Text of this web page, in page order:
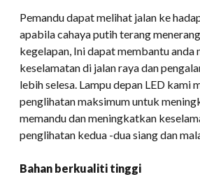
Pemandu dapat melihat jalan ke
apabila cahaya putih terang
kegelapan, Ini dapat membantu anda
keselamatan di jalan raya dan
lebih selesa. Lampu depan LED kami
penglihatan maksimum untuk
memandu dan meningkatkan
penglihatan kedua -dua siang dan
Bahan berkualiti tinggi